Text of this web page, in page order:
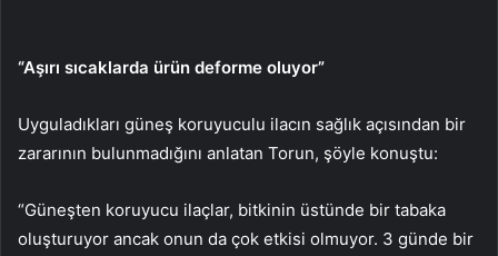
“Aşırı sıcaklarda ürün deforme oluyor”
Uyguladıkları güneş koruyuculu ilacın sağlık açısından bir
zararının bulunmadığını anlatan Torun, şöyle konuştu:
“Güneşten koruyucu ilaçlar, bitkinin üstünde bir tabaka
oluşturuyor ancak onun da çok etkisi olmuyor. 3 günde bir